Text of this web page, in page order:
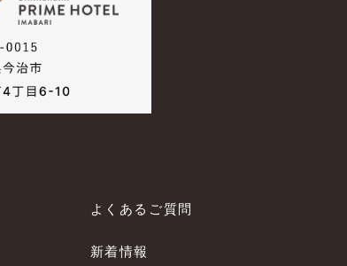
よくあるご質問
新着情報